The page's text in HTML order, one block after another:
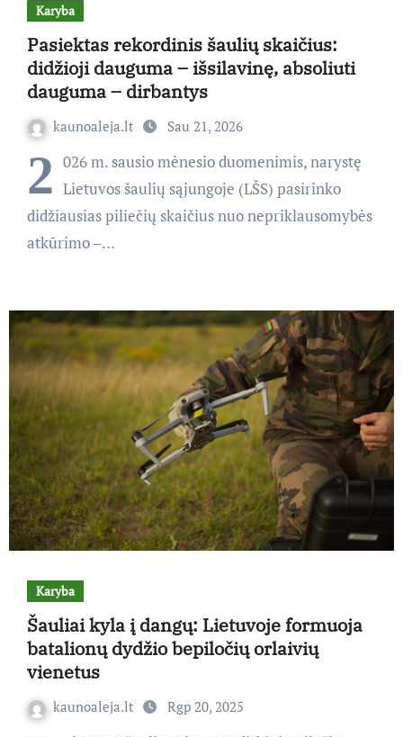
Karyba
Pasiektas rekordinis šaulių skaičius:
didžioji dauguma – išsilavinę, absoliuti
dauguma – dirbantys
kaunoaleja.lt Sau 21, 2026
2 026 m. sausio mėnesio duomenimis, narystę
Lietuvos šaulių sąjungoje (LŠS) pasirinko
didžiausias piliečių skaičius nuo nepriklausomybės
atkūrimo –…
Karyba
Šauliai kyla į dangų: Lietuvoje formuoja
batalionų dydžio bepiločių orlaivių
vienetus
kaunoaleja.lt Rgp 20, 2025